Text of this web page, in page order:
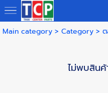
Main category> Category>
ไม่พบสินค้